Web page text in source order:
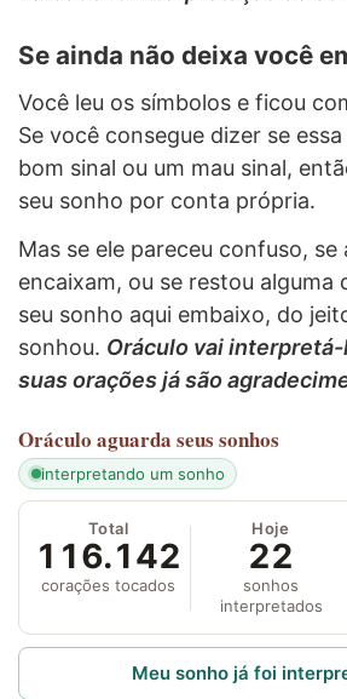
Se ainda não deixa você
Você leu os símbolos e ficou
Se você consegue dizer se
bom sinal ou um mau sinal,
seu sonho por conta própria.
Mas se ele pareceu confuso, se
encaixam, ou se restou alguma
seu sonho aqui embaixo, do
sonhou. Oráculo vai
suas orações já são
Oráculo aguarda seus sonhos
interpretando um sonho
Total
116.142
corações tocados
Hoje
22
sonhos
interpretados
Meu sonho já foi